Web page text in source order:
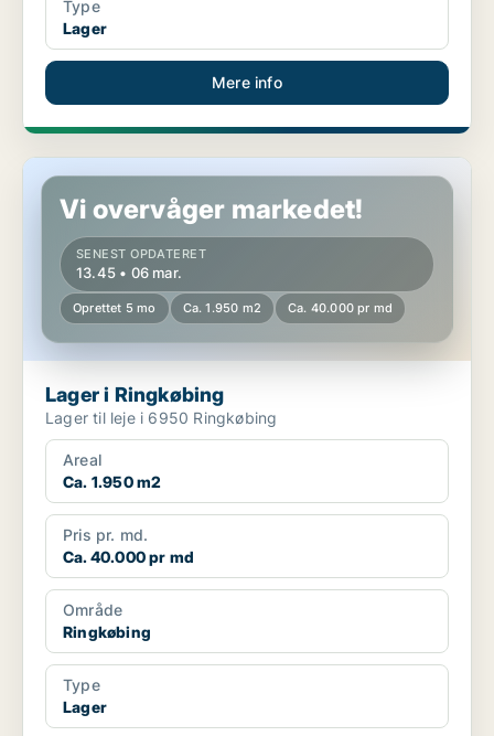
Type
Lager
Mere info
Lager i Ringkøbing
Vi overvåger markedet!
SENEST OPDATERET
13.45 • 06 mar.
Oprettet 5 mo Ca. 1.950 m2 Ca. 40.000 pr md
Lager i Ringkøbing
Lager til leje i 6950 Ringkøbing
Areal
Ca. 1.950 m2
Pris pr. md.
Ca. 40.000 pr md
Område
Ringkøbing
Type
Lager